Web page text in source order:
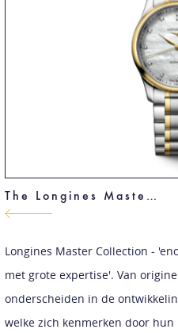
The Longines Master Collection
Longines Master Collection -
met grote expertise'. Van
onderscheiden in de
welke zich kenmerken door